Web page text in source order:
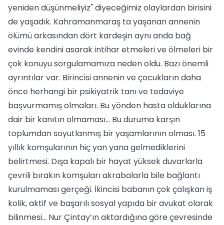
yeniden düşünmeliyiz" diyeceğimiz olaylardan birisini
de yaşadık. Kahramanmaraş ta yaşanan annenin
ölümü arkasından dört kardeşin aynı anda bağ
evinde kendini asarak intihar etmeleri ve ölmeleri bir
çok konuyu sorgulamamıza neden oldu. Bazı önemli
ayrıntılar var. Birincisi annenin ve çocukların daha
önce herhangi bir psikiyatrik tanı ve tedaviye
başvurmamış olmaları. Bu yönden hasta olduklarına
dair bir kanıtın olmaması… Bu duruma karşın
toplumdan soyutlanmış bir yaşamlarının olması. 15
yıllık komşularının hiç yan yana gelmediklerini
belirtmesi. Dışa kapalı bir hayat yüksek duvarlarla
çevrili bırakın komşuları akrabalarla bile bağlantı
kurulmaması gerçeği. İkincisi babanın çok çalışkan iş
kolik, aktif ve başarılı sosyal yapıda bir avukat olarak
bilinmesi... Nur Çintay’ın aktardığına göre çevresinde